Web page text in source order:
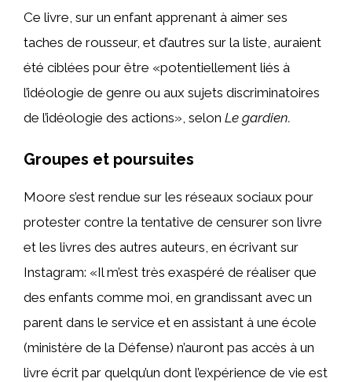
Ce livre, sur un enfant apprenant à aimer ses
taches de rousseur, et d’autres sur la liste, auraient
été ciblées pour être «potentiellement liés à
l’idéologie de genre ou aux sujets discriminatoires
de l’idéologie des actions», selon Le gardien.
Groupes et poursuites
Moore s’est rendue sur les réseaux sociaux pour
protester contre la tentative de censurer son livre
et les livres des autres auteurs, en écrivant sur
Instagram: «Il m’est très exaspéré de réaliser que
des enfants comme moi, en grandissant avec un
parent dans le service et en assistant à une école
(ministère de la Défense) n’auront pas accès à un
livre écrit par quelqu’un dont l’expérience de vie est